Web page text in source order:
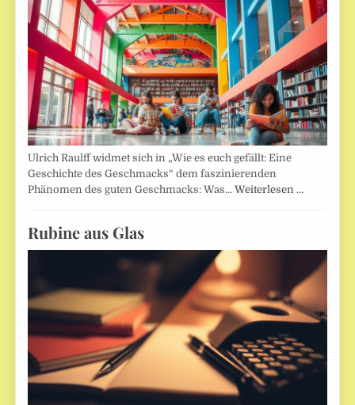
Ulrich Raulff widmet sich in „Wie es euch gefällt: Eine
Geschichte des Geschmacks“ dem faszinierenden
Phänomen des guten Geschmacks: Was…Weiterlesen …
Rubine aus Glas